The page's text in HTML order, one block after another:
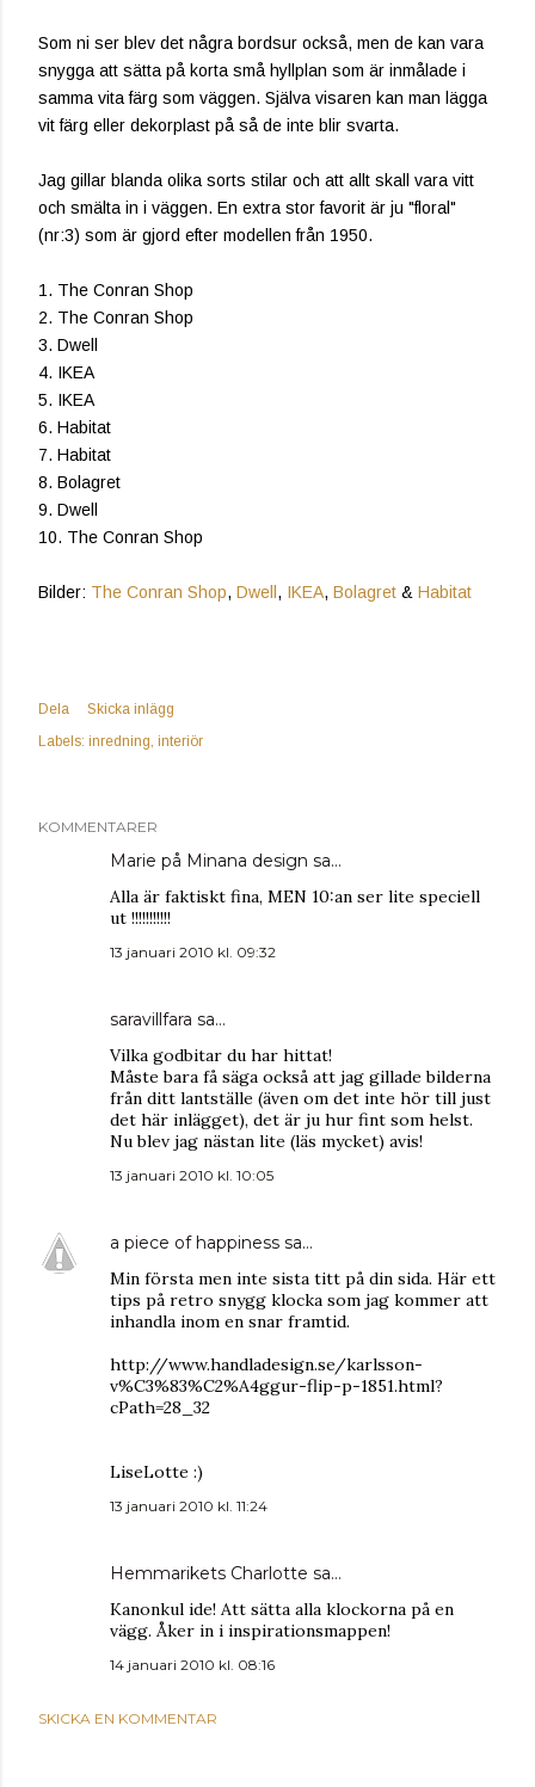
Som ni ser blev det några bordsur också, men de kan vara
snygga att sätta på korta små hyllplan som är inmålade i
samma vita färg som väggen. Själva visaren kan man lägga
vit färg eller dekorplast på så de inte blir svarta.
Jag gillar blanda olika sorts stilar och att allt skall vara vitt
och smälta in i väggen. En extra stor favorit är ju "floral"
(nr:3) som är gjord efter modellen från 1950.
1. The Conran Shop
2. The Conran Shop
3. Dwell
4. IKEA
5. IKEA
6. Habitat
7. Habitat
8. Bolagret
9. Dwell
10. The Conran Shop
Bilder: The Conran Shop, Dwell , IKEA, Bolagret & Habitat
Dela
Skicka inlägg
Labels: inredning interiör
KOMMENTARER
Marie på Minana design sa…
Alla är faktiskt fina, MEN 10:an ser lite speciell
ut !!!!!!!!!!!
13 januari 2010 kl. 09:32
saravillfara sa…
Vilka godbitar du har hittat!
Måste bara få säga också att jag gillade bilderna
från ditt lantställe (även om det inte hör till just
det här inlägget), det är ju hur fint som helst.
Nu blev jag nästan lite (läs mycket) avis!
13 januari 2010 kl. 10:05
a piece of happiness sa…
Min första men inte sista titt på din sida. Här ett
tips på retro snygg klocka som jag kommer att
inhandla inom en snar framtid.
http://www.handladesign.se/karlsson-
v%C3%83%C2%A4ggur-flip-p-1851.html?
cPath=28_32
LiseLotte :)
13 januari 2010 kl. 11:24
Hemmarikets Charlotte sa…
Kanonkul ide! Att sätta alla klockorna på en
vägg. Åker in i inspirationsmappen!
14 januari 2010 kl. 08:16
SKICKA EN KOMMENTAR